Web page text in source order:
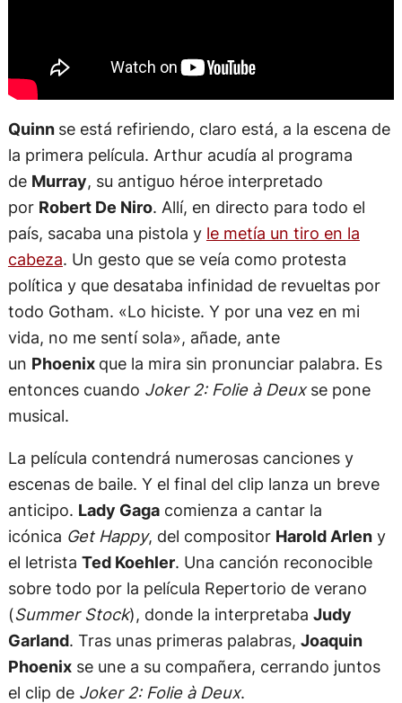
Quinn se está refiriendo, claro está, a la escena de
la primera película. Arthur acudía al programa
de Murray, su antiguo héroe interpretado
por Robert De Niro. Allí, en directo para todo el
país, sacaba una pistola y le metía un tiro en la
cabeza. Un gesto que se veía como protesta
política y que desataba infinidad de revueltas por
todo Gotham. «Lo hiciste. Y por una vez en mi
vida, no me sentí sola», añade, ante
un Phoenix que la mira sin pronunciar palabra. Es
entonces cuando Joker 2: Folie à Deuxse pone
musical.
La película contendrá numerosas canciones y
escenas de baile. Y el final del clip lanza un breve
anticipo. Lady Gagacomienza a cantar la
icónica Get Happy, del compositor Harold Arleny
el letrista Ted Koehler. Una canción reconocible
sobre todo por la película Repertorio de verano
(Summer Stock), donde la interpretaba Judy
Garland. Tras unas primeras palabras, Joaquin
Phoenixse une a su compañera, cerrando juntos
el clip de Joker 2: Folie à Deux.